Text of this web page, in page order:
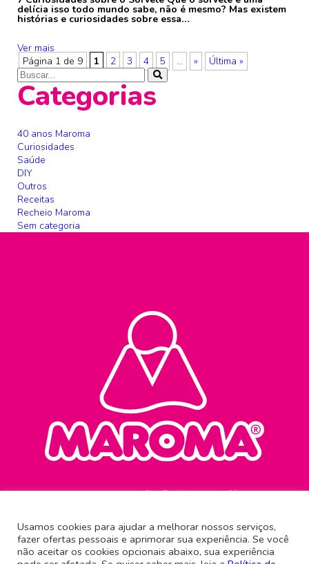
delícia isso todo mundo sabe, não é mesmo? Mas existem
histórias e curiosidades sobre essa…
Ver mais
Página 1 de 9
1 2 3 4 5 ... » Última »
Categorias
40 anos Maroma
Curiosidades
Saúde
DIY
Outros
Receitas
Recheio Maroma
Sem categoria
Atendimento ao consumidor
Rua Antônio Imhof, 61
Brusque - Santa Catarina
Usamos cookies para ajudar a melhorar nossos serviços,
fazer ofertas pessoais e aprimorar sua experiência. Se você
não aceitar os cookies opcionais abaixo, sua experiência